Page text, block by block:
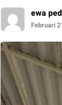
ewa
Februari